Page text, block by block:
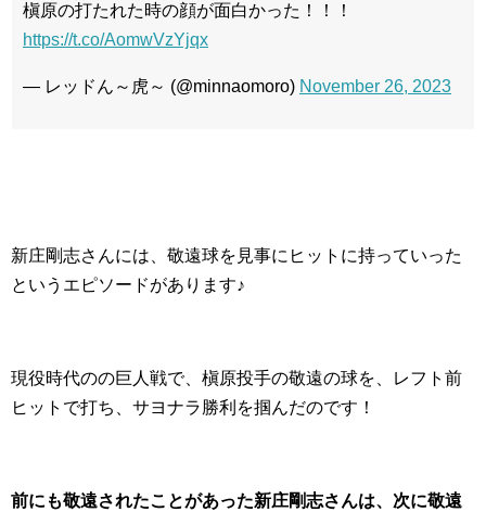
槇原の打たれた時の顔が面白かった！！！
https://t.co/AomwVzYjqx
— レッドん～虎～ (@minnaomoro) November 26, 2023
新庄剛志さんには、敬遠球を見事にヒットに持っていった
というエピソードがあります♪
現役時代のの巨人戦で、槇原投手の敬遠の球を、レフト前
ヒットで打ち、サヨナラ勝利を掴んだのです！
前にも敬遠されたことがあった新庄剛志さんは、次に敬遠